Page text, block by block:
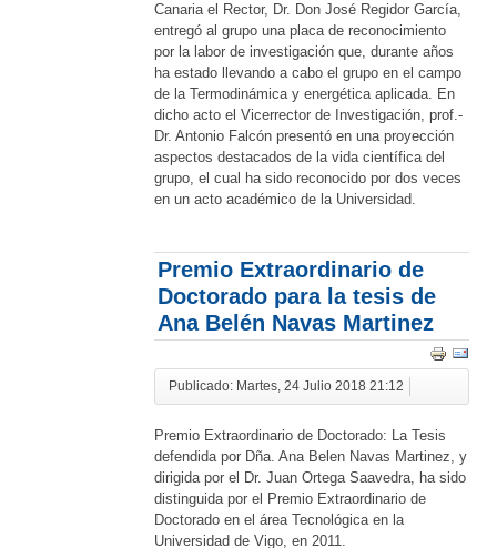
Canaria el Rector, Dr. Don José Regidor García,
entregó al grupo una placa de reconocimiento
por la labor de investigación que, durante años
ha estado llevando a cabo el grupo en el campo
de la Termodinámica y energética aplicada. En
dicho acto el Vicerrector de Investigación, prof.-
Dr. Antonio Falcón presentó en una proyección
aspectos destacados de la vida científica del
grupo, el cual ha sido reconocido por dos veces
en un acto académico de la Universidad.
Premio Extraordinario de
Doctorado para la tesis de
Ana Belén Navas Martinez
Publicado: Martes, 24 Julio 2018 21:12
Premio Extraordinario de Doctorado: La Tesis
defendida por Dña. Ana Belen Navas Martinez, y
dirigida por el Dr. Juan Ortega Saavedra, ha sido
distinguida por el Premio Extraordinario de
Doctorado en el área Tecnológica en la
Universidad de Vigo, en 2011.